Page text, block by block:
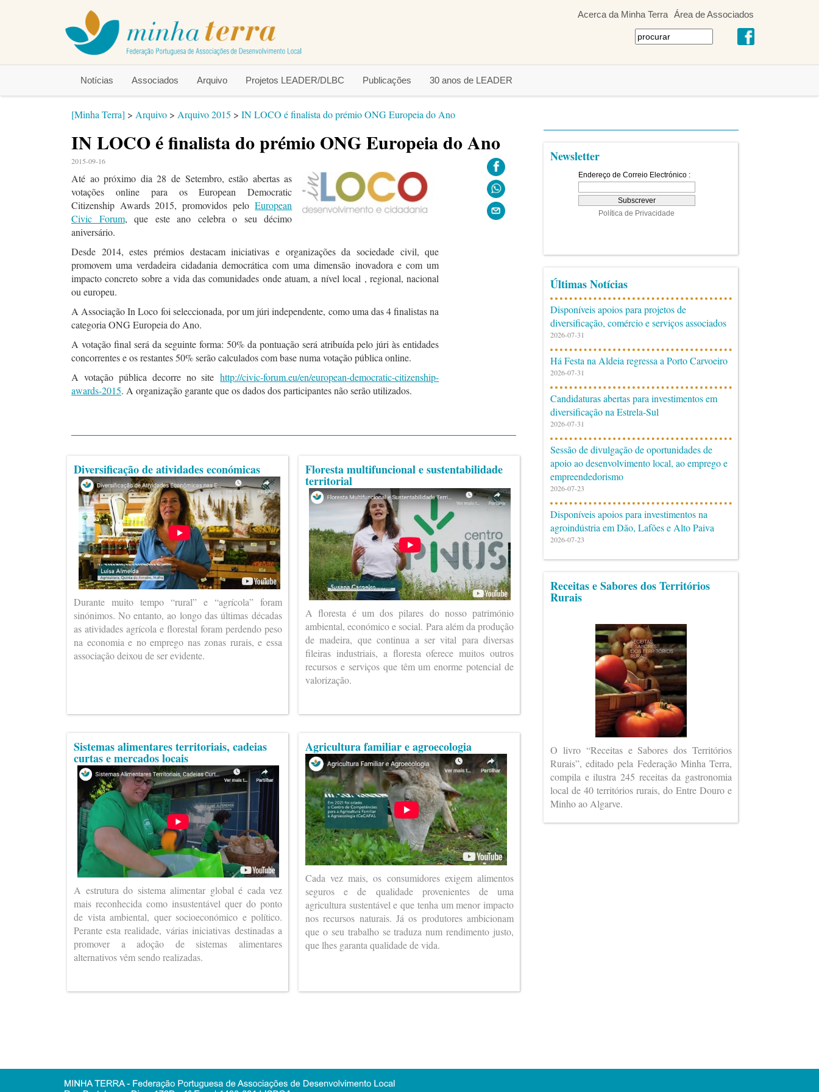
Acerca da Minha Terra Área de Associados
Notícias Associados Arquivo Projetos LEADER/DLBC Publicações 30 anos de LEADER
[Minha Terra] > Arquivo > Arquivo 2015 > IN LOCO é finalista do prémio ONG Europeia do Ano
IN LOCO é finalista do prémio ONG Europeia do Ano
2015-09-16
Até ao próximo dia 28 de Setembro, estão abertas as
votações online para osEuropean Democratic
Citizenship Awards 2015, promovidos peloEuropean
Civic Forum, que este ano celebra o seu décimo
aniversário.
Desde 2014, estes prémios destacam iniciativas e organizações da sociedade civil, que
promovem uma verdadeira cidadania democrática com uma dimensão inovadora e com um
impacto concreto sobre a vida das comunidades onde atuam, a nível local , regional, nacional
ou europeu.
A Associação In Loco foi seleccionada, por um júri independente, como uma das 4 finalistas na
categoria ONG Europeia do Ano.
A votação final será da seguinte forma: 50% da pontuação será atribuída pelo júri às entidades
concorrentes e os restantes 50% serão calculados com base numa votação pública online.
A votação pública decorre no sitehttp://civic-forum.eu/en/european-democratic-citizenship-
awards-2015. A organização garante que os dados dos participantes não serão utilizados.
Diversificação de atividades económicas
Durante muito tempo “rural” e “agrícola” foram
sinónimos. No entanto, ao longo das últimas décadas
as atividades agrícola e florestal foram perdendo peso
na economia e no emprego nas zonas rurais, e essa
associação deixou de ser evidente.
Sistemas alimentares territoriais, cadeias
curtas e mercados locais
A estrutura do sistema alimentar global é cada vez
mais reconhecida como insustentável quer do ponto
de vista ambiental, quer socioeconómico e político.
Perante esta realidade, várias iniciativas destinadas a
promover a adoção de sistemas alimentares
alternativos vêm sendo realizadas.
Floresta multifuncional e sustentabilidade
territorial
A floresta é um dos pilares do nosso património
ambiental, económico e social. Para além da produção
de madeira, que continua a ser vital para diversas
fileiras industriais, a floresta oferece muitos outros
recursos e serviços que têm um enorme potencial de
valorização.
Agricultura familiar e agroecologia
Cada vez mais, os consumidores exigem alimentos
seguros e de qualidade provenientes de uma
agricultura sustentável e que tenha um menor impacto
nos recursos naturais. Já os produtores ambicionam
que o seu trabalho se traduza num rendimento justo,
que lhes garanta qualidade de vida.
Newsletter
Últimas Notícias
Disponíveis apoios para projetos de
diversificação, comércio e serviços associados
2026-07-31
Há Festa na Aldeia regressa a Porto Carvoeiro
2026-07-31
Candidaturas abertas para investimentos em
diversificação na Estrela-Sul
2026-07-31
Sessão de divulgação de oportunidades de
apoio ao desenvolvimento local, ao emprego e
empreendedorismo
2026-07-23
Disponíveis apoios para investimentos na
agroindústria em Dão, Lafões e Alto Paiva
2026-07-23
Receitas e Sabores dos Territórios
Rurais
O livro “Receitas e Sabores dos Territórios
Rurais”, editado pela Federação Minha Terra,
compila e ilustra 245 receitas da gastronomia
local de 40 territórios rurais, do Entre Douro e
Minho ao Algarve.